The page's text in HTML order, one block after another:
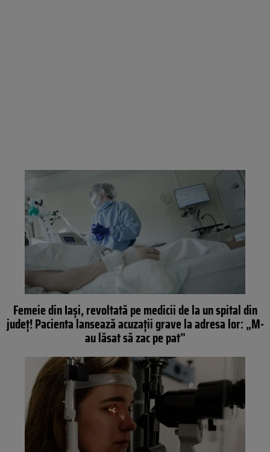
Femeie din Iași, revoltată pe medicii de la un spital din
județ! Pacienta lansează acuzații grave la adresa lor: „M-
au lăsat să zac pe pat”